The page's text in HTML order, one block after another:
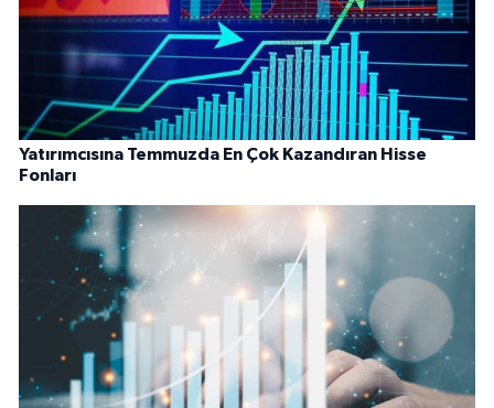
Yatırımcısına Temmuzda En Çok Kazandıran Hisse
Fonları